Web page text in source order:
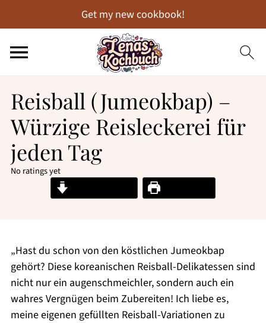
Get my new cookbook!
Reisball (Jumeokbap) –
Würzige Reisleckerei für
jeden Tag
No ratings yet
Print Recipe
„Hast du schon von den köstlichen Jumeokbap
gehört? Diese koreanischen Reisball-Delikatessen sind
nicht nur ein augenschmeichler, sondern auch ein
wahres Vergnügen beim Zubereiten! Ich liebe es,
meine eigenen gefüllten Reisball-Variationen zu